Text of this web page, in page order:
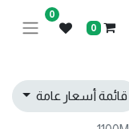
0
0
قائمة أسعار عامة